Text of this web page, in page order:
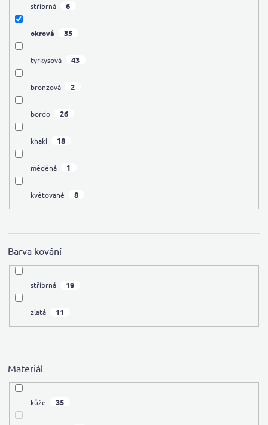
stříbrná 6
okrová 35
tyrkysová 43
bronzová 2
bordo 26
khaki 18
měděná 1
květované 8
Barva kování
stříbrná 19
zlatá 11
Materiál
kůže 35